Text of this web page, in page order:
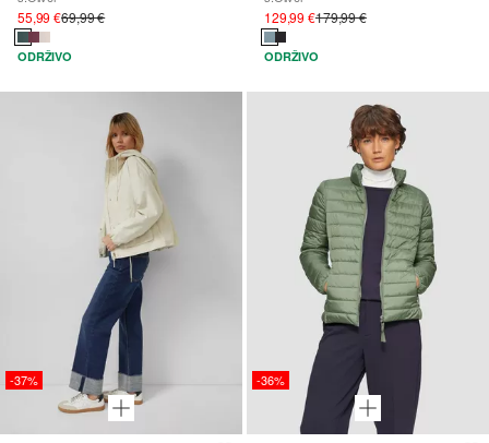
55,99 €69,99 €
ODRŽIVO
129,99 €179,99 €
ODRŽIVO
-37% -36%